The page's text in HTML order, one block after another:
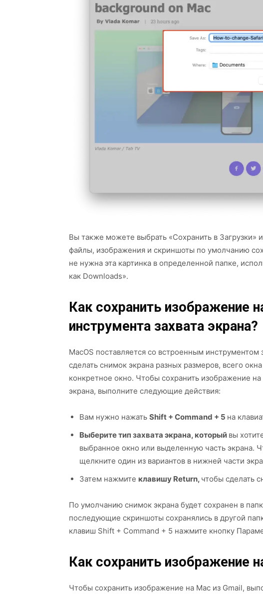
Вы также можете выбрать «Сохранить в Загрузки»
файлы, изображения и скриншоты по умолчанию
не нужна эта картинка в определенной папке,
как Downloads».
Как сохранить изображение
инструмента захвата экрана?
MacOS поставляется со встроенным
сделать снимок экрана разных размеров, всего
конкретное окно. Чтобы сохранить изображение
экрана, выполните следующие действия:
Вам нужно нажать Shift + Command + 5 на
Выберите тип захвата экрана, который вы
выбранное окно или выделенную часть экрана.
щелкните один из вариантов в нижней части
Затем нажмите клавишу Return, чтобы сделать
По умолчанию снимок экрана будет сохранен в
последующие скриншоты сохранялись в другой
клавиш Shift + Command + 5 нажмите кнопку
Как сохранить изображение
Чтобы сохранить изображение на Mac из Gmail,